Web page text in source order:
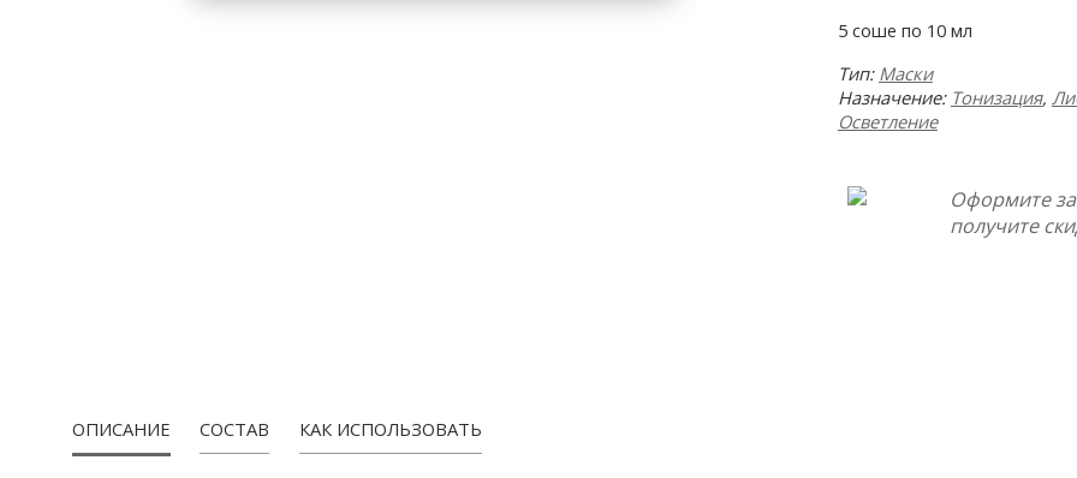
5 соше по 10 мл
Тип: Маски
Назначение: Тонизация,
Осветление
Оформите
получите
ОПИСАНИЕ СОСТАВ КАК ИСПОЛЬЗОВАТЬ